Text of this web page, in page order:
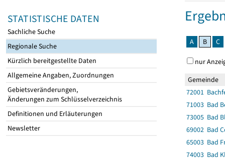
STATISTISCHE DATEN
Sachliche Suche
Regionale Suche
Kürzlich bereitgestellte Daten
Allgemeine Angaben, Zuordnungen
Gebietsveränderungen,
Änderungen zum Schlüsselverzeichnis
Definitionen und Erläuterungen
Newsletter
A B C
nur
Gemeinde
72001
71003 Bad
73005 Bad
69002 Bad
65003 Bad
74003 Bad